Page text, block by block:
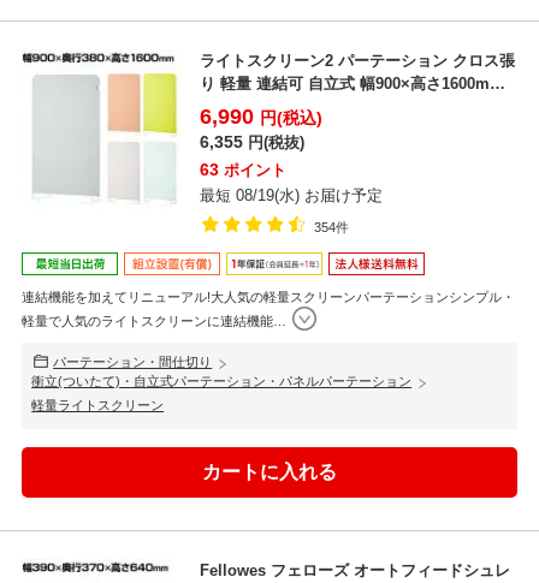
ライトスクリーン2 パーテーション クロス張
り 軽量 連結可 自立式 幅900×高さ1600mm
目...
6,990 円(税込)
6,355 円(税抜)
63 ポイント
最短 08/19(水) お届け予定
354件
連結機能を加えてリニューアル!大人気の軽量スクリーンパーテーションシンプル・
軽量で人気のライトスクリーンに連結機能…
パーテーション・間仕切り
衝立(ついたて)・自立式パーテーション・パネルパーテーション
軽量ライトスクリーン
Fellowes フェローズ オートフィードシュレ